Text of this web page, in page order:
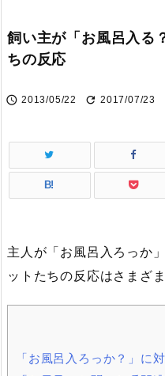
飼い主が「お風呂入る
ちの反応
 2013/05/22  2017/07/23
B!
主人が「お風呂入ろっか
ットたちの反応はさまざま
「お風呂入ろっか？」に